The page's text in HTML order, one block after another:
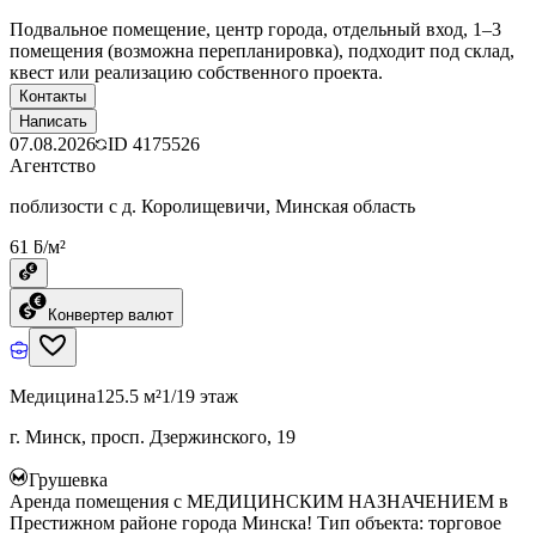
Подвальное помещение, центр города, отдельный вход, 1–3
помещения (возможна перепланировка), подходит под склад,
квест или реализацию собственного проекта.
Контакты
Написать
07.08.2026 ID 4175526
Агентство
поблизости с д. Королищевичи, Минская область
61 ƃ/м²
Конвертер валют
Медицина125.5 м²1/19 этаж
г. Минск, просп. Дзержинского, 19
Грушевка
Аренда помещения с МЕДИЦИНСКИМ НАЗНАЧЕНИЕМ в
Престижном районе города Минска! Тип объекта: торговое